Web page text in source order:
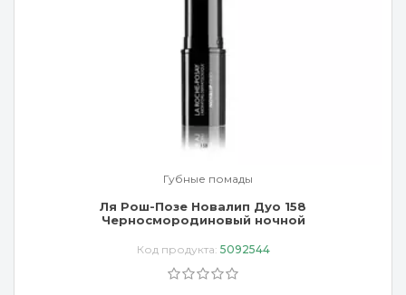
Губные помады
Ля Рош-Позе Новалип Дуо 158
Черносмородиновый ночной
Код продукта: 5092544